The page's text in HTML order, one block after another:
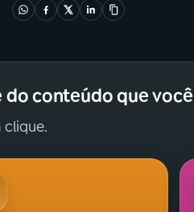
conteúdo que
clique.